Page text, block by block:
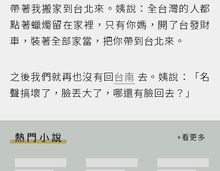
帶著我搬家到台北來。姨說：全台灣的人都
點著蠟燭留在家裡，只有你媽，開了台發財
車，裝著全部家當，把你帶到台北來。
之後我們就再也沒有回台南 去。姨說：「名
聲搞壞了，臉丟大了，哪還有臉回去？」
熱門小說